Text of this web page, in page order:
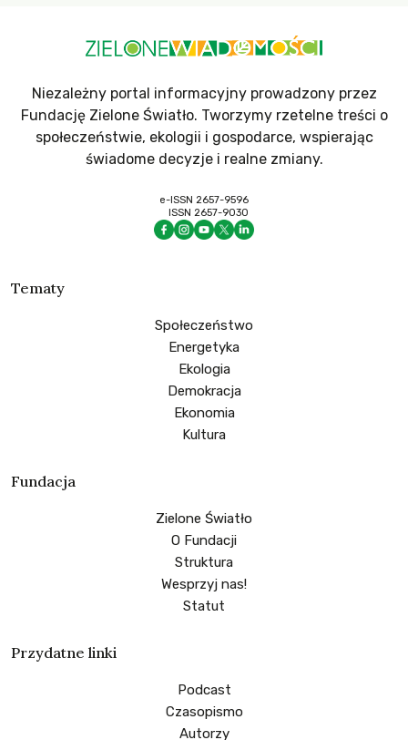
Niezależny portal informacyjny prowadzony przez
Fundację Zielone Światło. Tworzymy rzetelne treści o
społeczeństwie, ekologii i gospodarce, wspierając
świadome decyzje i realne zmiany.
e-ISSN 2657-9596
ISSN 2657-9030
Tematy
Społeczeństwo
Energetyka
Ekologia
Demokracja
Ekonomia
Kultura
Fundacja
Zielone Światło
O Fundacji
Struktura
Wesprzyj nas!
Statut
Przydatne linki
Podcast
Czasopismo
Autorzy